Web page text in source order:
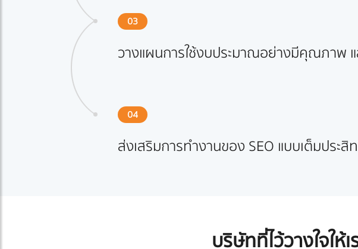
03
วางแผนการใช้งบประมาณอย่างมีคุณภาพ แ
04
ส่งเสริมการทำงานของ SEO แบบเต็มประ
บริษัทที่ไว้วางใจให้